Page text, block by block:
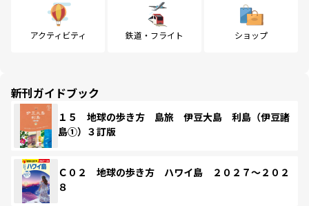
アクティビティ 鉄道・フライト ショップ
新刊ガイドブック
１５ 地球の歩き方 島旅 伊豆大島 利島（伊豆諸
島①）３訂版
Ｃ０２ 地球の歩き方 ハワイ島 ２０２７～２０２
８